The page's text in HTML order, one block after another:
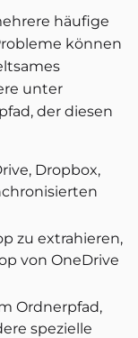
häufige
können
unter
der diesen
Dropbox,
zu extrahieren,
von OneDrive
Ordnerpfad,
spezielle